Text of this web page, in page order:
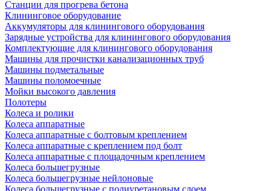
Станции для прогрева бетона
Клининговое оборудование
Аккумуляторы для клинингового оборудования
Зарядные устройства для клинингового оборудования
Комплектующие для клинингового оборудования
Машины для прочистки канализационных труб
Машины подметальные
Машины поломоечные
Мойки высокого давления
Полотеры
Колеса и ролики
Колеса аппаратные
Колеса аппаратные с болтовым креплением
Колеса аппаратные с креплением под болт
Колеса аппаратные с площадочным креплением
Колеса большегрузные
Колеса большегрузные нейлоновые
Колеса большегрузные с полиуретановым слоем